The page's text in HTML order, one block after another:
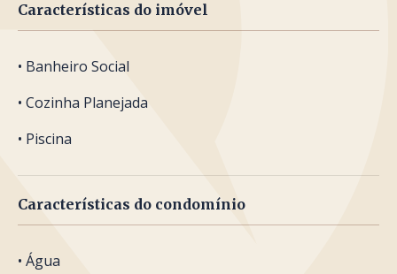
Características do imóvel
• Banheiro Social
• Cozinha Planejada
• Piscina
Características do condomínio
• Água